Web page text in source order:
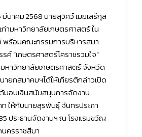
นาคม 2568 นายสุวิศว์ เมฆเสรีกุล
ามหาวิทยาลัยเกษตรศาสตร์ ใน
พร้อมคณะกรรมการบริหารสมา
ค์ “เกษตรศาสตร์โคราชรวมใจ”
หาวิทยาลัยเกษตรศาสตร์ จังหวัด
ายกสมาคมฯได้ให้เกียรติกล่าวเปิด
มอบเงินสนับสนุนการจัดงาน
ให้กับนายสุรพันธุ์ จันทรประภา
ประธานจัดงานฯ ณ โรงแรมขวัญ
ครราชสีมา